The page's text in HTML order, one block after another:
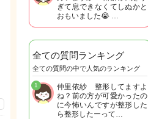
ぎて息できなくてしぬかと
おもいました😭 …
全ての質問ランキング
全ての質問の中で人気のランキング
仲里依紗 整形してますよ
ね？前の方が可愛かったの
に今怖いんですが整形した
ら整形したーって…
1